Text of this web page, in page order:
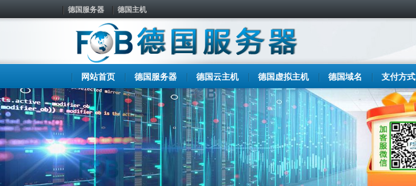
德国服务器 德国主机
网站首页 德国服务器 德国云主机 德国虚拟主机 德国域名 支付方式